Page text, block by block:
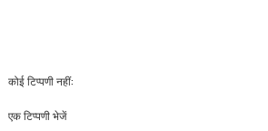
कोई टिप्पणी नहीं:
एक टिप्पणी भेजें